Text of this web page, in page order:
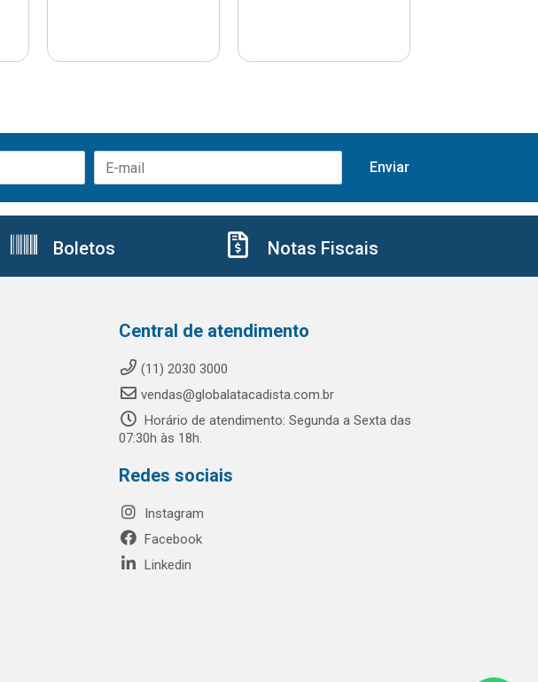
Boletos Notas Fiscais
Central de atendimento
(11) 2030 3000
vendas@globalatacadista.com.br
Horário de atendimento: Segunda a Sexta das
07:30h às 18h.
Redes sociais
Instagram
Facebook
Linkedin